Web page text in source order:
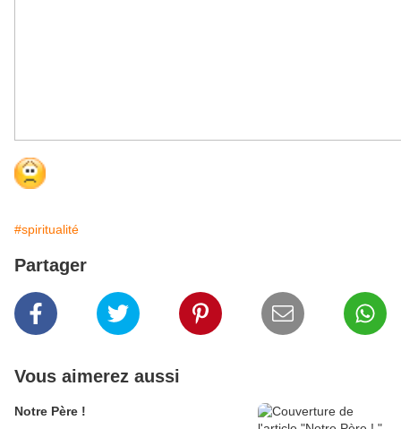
#spiritualité
Partager
Vous aimerez aussi
Notre Père !